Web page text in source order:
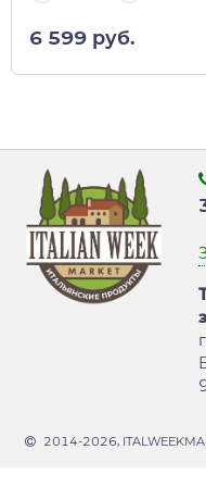
6 599 руб.
2014-2026,